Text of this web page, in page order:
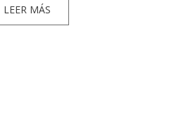
LEER MÁS